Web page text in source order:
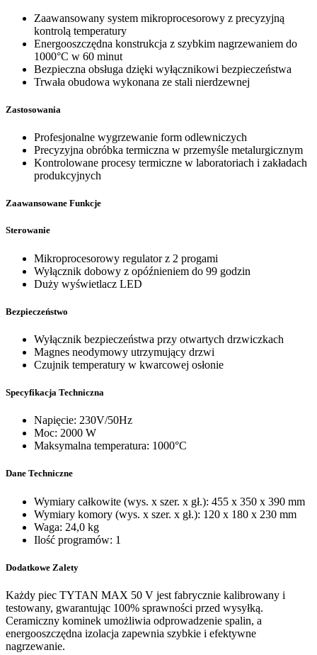
Zaawansowany system mikroprocesorowy z precyzyjną
kontrolą temperatury
Energooszczędna konstrukcja z szybkim nagrzewaniem do
1000°C w 60 minut
Bezpieczna obsługa dzięki wyłącznikowi bezpieczeństwa
Trwała obudowa wykonana ze stali nierdzewnej
Zastosowania
Profesjonalne wygrzewanie form odlewniczych
Precyzyjna obróbka termiczna w przemyśle metalurgicznym
Kontrolowane procesy termiczne w laboratoriach i zakładach
produkcyjnych
Zaawansowane Funkcje
Sterowanie
Mikroprocesorowy regulator z 2 progami
Wyłącznik dobowy z opóźnieniem do 99 godzin
Duży wyświetlacz LED
Bezpieczeństwo
Wyłącznik bezpieczeństwa przy otwartych drzwiczkach
Magnes neodymowy utrzymujący drzwi
Czujnik temperatury w kwarcowej osłonie
Specyfikacja Techniczna
Napięcie: 230V/50Hz
Moc: 2000 W
Maksymalna temperatura: 1000°C
Dane Techniczne
Wymiary całkowite (wys. x szer. x gł.): 455 x 350 x 390 mm
Wymiary komory (wys. x szer. x gł.): 120 x 180 x 230 mm
Waga: 24,0 kg
Ilość programów: 1
Dodatkowe Zalety
Każdy piec TYTAN MAX 50 V jest fabrycznie kalibrowany i
testowany, gwarantując 100% sprawności przed wysyłką.
Ceramiczny kominek umożliwia odprowadzenie spalin, a
energooszczędna izolacja zapewnia szybkie i efektywne
nagrzewanie.